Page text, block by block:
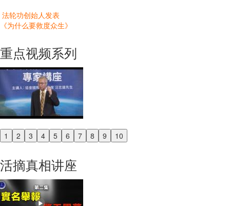
法轮功创始人发表
《为什么要救度众生》
重点视频系列
1 2 3 4 5 6 7 8 9 10
Previous
活摘真相讲座